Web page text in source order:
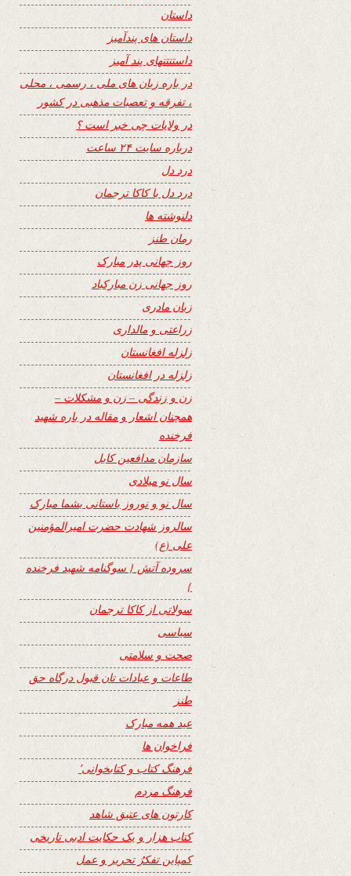
داستان
داستان های پندآمیز
داستنتنهای پند آمیز
در باره زبان های ملی ، رسمی ، محلی
، تفرقه و تعصبات مذهبی در کشور
در ولایات چی خبر است ؟
درباره سایت ۲۴ ساعت
درد دل
درد دل با کاکا ترجمان
دلنوشته ها
رمان طنز
روز جهانی پدر مبارک
روز جهانی زن مبارکباد
زبان مادری
زراعتی و مالداری
زلزله افغانستان
زلزله در افغانستان
زن و زندگی – زن و مشکلات –
همچنان اشعار و مقاله در باره شهید
فرخنده
سازمان مدافعین کابل
سال نو میلادی
سال نو و نوروز باستانی بشما مبارک
سالروز شهادت حضرت امیرالمؤمنین
علی (ع)
سروده آتش { سوگنامه شهید فرخنده
}
سولاتی از کاکا ترجمان
سیاسی
صحت و سلامتی
طاعات و عبادات تان قبول درگاه حق
طنز
عید همه مبارک
فراخوان ها
فرهنگ کتاب و کتابخوانی٬
فرهنگ مردم
کارتون های عتیق شاهد
کتاب هزار و یک حکایت ادبی تاریخی
کمپاین تفکرُ تحریر و عمل